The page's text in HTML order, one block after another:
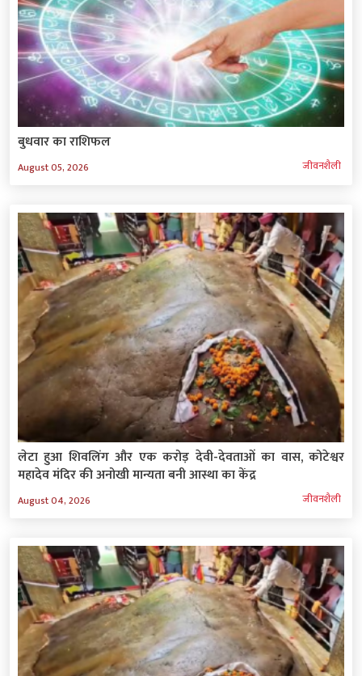
बुधवार का राशिफल
August 05, 2026 जीवनशैली
लेटा हुआ शिवलिंग और एक करोड़ देवी-देवताओं का वास, कोटेश्वर
महादेव मंदिर की अनोखी मान्यता बनी आस्था का केंद्र
August 04, 2026 जीवनशैली